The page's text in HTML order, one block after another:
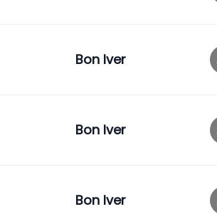
Bon Iver
Bon Iver
Bon Iver